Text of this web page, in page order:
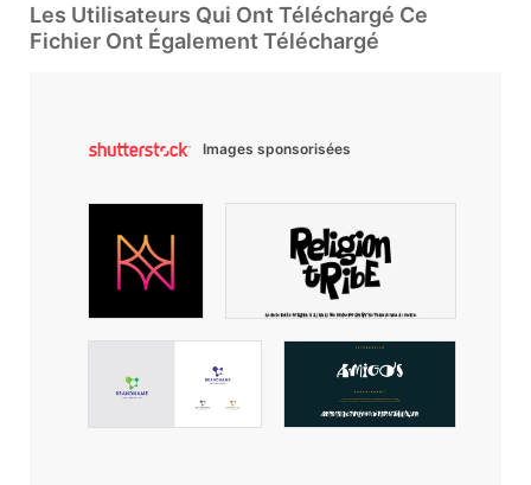
Les Utilisateurs Qui Ont Téléchargé Ce
Fichier Ont Également Téléchargé
Images sponsorisées